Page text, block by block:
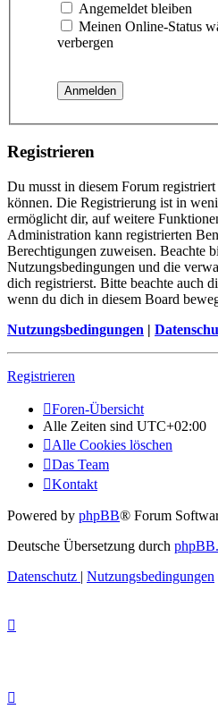
Angemeldet bleiben
Meinen Online-Status
verbergen
Registrieren
Du musst in diesem Forum
können. Die Registrierung ist in
ermöglicht dir, auf weitere
Administration kann registrierten
Berechtigungen zuweisen. Beachte
Nutzungsbedingungen und die
dich registrierst. Bitte beachte auch
wenn du dich in diesem Board
Nutzungsbedingungen |
Registrieren
Foren-Übersicht
Alle Zeiten sind UTC+02:00
Alle Cookies löschen
Das Team
Kontakt
Powered by phpBB® Forum
Deutsche Übersetzung durch
Datenschutz | Nutzungsbedingungen